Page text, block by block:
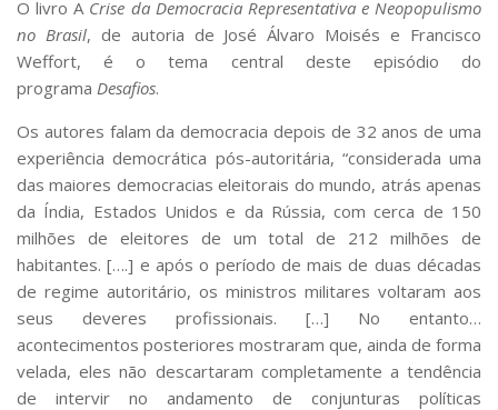
Linhas de Pesquisa
Centros, Núcleos e Projetos em Rede
Pós-doutorado
Iniciação Científica
Transferência de Tecnologia
Empresas Juniores
Extensão à Comunidade
Projetos, Programas e Cursos
Artes, Cultura e Esportes
Museus e Espaços Interativos
Serviços
Bibliotecas
Apoio ao Estudante
Segurança, Trânsito e Prevenção
RH, Administrativo e Financeiro
O livro A Crise da Democracia Representativa e Neopopulismo
no Brasil, de autoria de José Álvaro Moisés e Francisco
Weffort, é o tema central deste episódio do
programa Desafios.
Os autores falam da democracia depois de 32 anos de uma
experiência democrática pós-autoritária, “considerada uma
das maiores democracias eleitorais do mundo, atrás apenas
da Índia, Estados Unidos e da Rússia, com cerca de 150
milhões de eleitores de um total de 212 milhões de
habitantes. [….] e após o período de mais de duas décadas
de regime autoritário, os ministros militares voltaram aos
seus deveres profissionais. […] No entanto…
acontecimentos posteriores mostraram que, ainda de forma
velada, eles não descartaram completamente a tendência
de intervir no andamento de conjunturas políticas